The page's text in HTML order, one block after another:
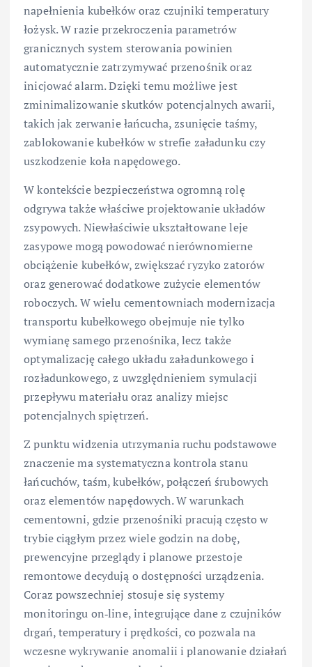
napełnienia kubełków oraz czujniki temperatury
łożysk. W razie przekroczenia parametrów
granicznych system sterowania powinien
automatycznie zatrzymywać przenośnik oraz
inicjować alarm. Dzięki temu możliwe jest
zminimalizowanie skutków potencjalnych awarii,
takich jak zerwanie łańcucha, zsunięcie taśmy,
zablokowanie kubełków w strefie załadunku czy
uszkodzenie koła napędowego.
W kontekście bezpieczeństwa ogromną rolę
odgrywa także właściwe projektowanie układów
zsypowych. Niewłaściwie ukształtowane leje
zasypowe mogą powodować nierównomierne
obciążenie kubełków, zwiększać ryzyko zatorów
oraz generować dodatkowe zużycie elementów
roboczych. W wielu cementowniach modernizacja
transportu kubełkowego obejmuje nie tylko
wymianę samego przenośnika, lecz także
optymalizację całego układu załadunkowego i
rozładunkowego, z uwzględnieniem symulacji
przepływu materiału oraz analizy miejsc
potencjalnych spiętrzeń.
Z punktu widzenia utrzymania ruchu podstawowe
znaczenie ma systematyczna kontrola stanu
łańcuchów, taśm, kubełków, połączeń śrubowych
oraz elementów napędowych. W warunkach
cementowni, gdzie przenośniki pracują często w
trybie ciągłym przez wiele godzin na dobę,
prewencyjne przeglądy i planowe przestoje
remontowe decydują o dostępności urządzenia.
Coraz powszechniej stosuje się systemy
monitoringu on‑line, integrujące dane z czujników
drgań, temperatury i prędkości, co pozwala na
wczesne wykrywanie anomalii i planowanie działań